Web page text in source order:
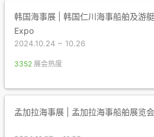
韩国海事展 | 韩国仁川海事船舶及游
Expo
2024.10.24 ~ 10.26
3352 展会热度
孟加拉海事展 | 孟加拉海事船舶展览